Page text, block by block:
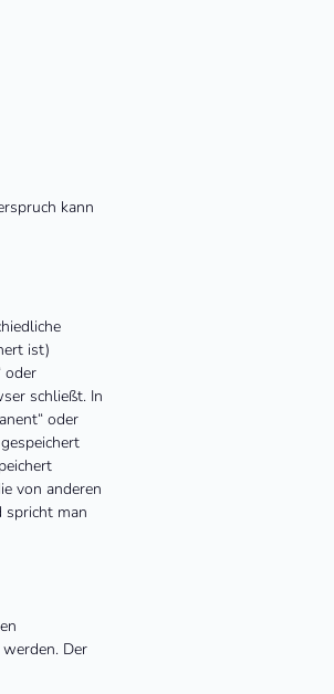
kann
ist)
oder
schließt. In
oder
von anderen
spricht man
Der